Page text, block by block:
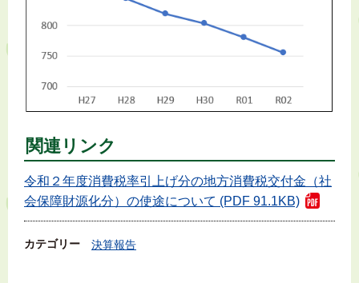
関連リンク
令和２年度消費税率引上げ分の地方消費税交付金（社
会保障財源化分）の使途について (PDF 91.1KB)
カテゴリー 決算報告